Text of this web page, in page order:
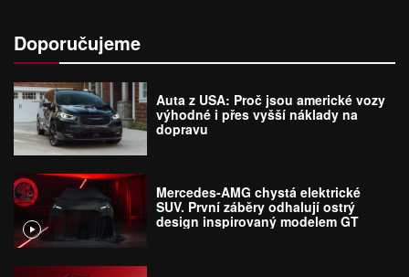
Doporučujeme
Auta z USA: Proč jsou americké vozy
výhodné i přes vyšší náklady na
dopravu
Mercedes-AMG chystá elektrické
SUV. První záběry odhalují ostrý
design inspirovaný modelem GT